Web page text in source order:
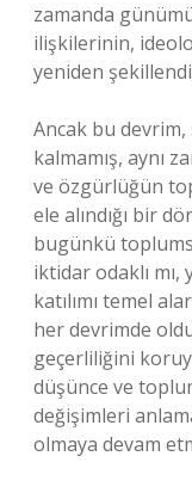
zamanda
ilişkilerinin,
yeniden
Ancak bu devrim,
kalmamış, aynı
ve özgürlüğün
ele alındığı bir
bugünkü
iktidar odaklı
katılımı temel
her devrimde
geçerliliğini
düşünce ve
değişimleri
olmaya devam